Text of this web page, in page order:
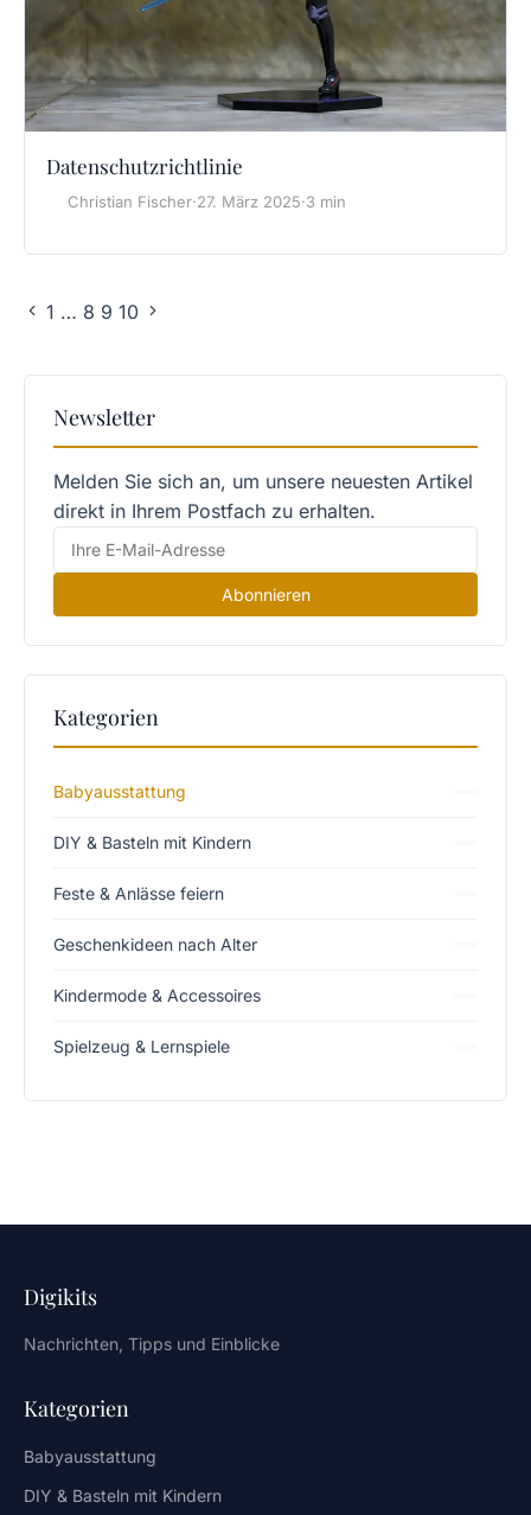
Datenschutzrichtlinie
Christian Fischer·27. März 2025·3 min
1 … 8 9 10
Newsletter
Melden Sie sich an, um unsere neuesten Artikel
direkt in Ihrem Postfach zu erhalten.
Abonnieren
Kategorien
Babyausstattung
DIY & Basteln mit Kindern
Feste & Anlässe feiern
Geschenkideen nach Alter
Kindermode & Accessoires
Spielzeug & Lernspiele
Digikits
Nachrichten, Tipps und Einblicke
Kategorien
Babyausstattung
DIY & Basteln mit Kindern